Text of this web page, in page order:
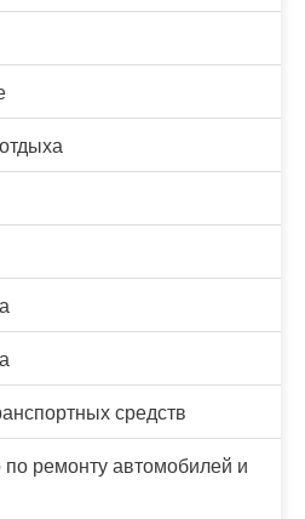
средств
по ремонту автомобилей и